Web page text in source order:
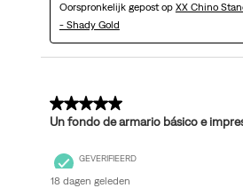
Oorspronkelijk gepost op XX Chino
- Shady Gold
5 van 5 sterren.
Un fondo de armario básico e
GEVERIFIEERD
18 dagen geleden